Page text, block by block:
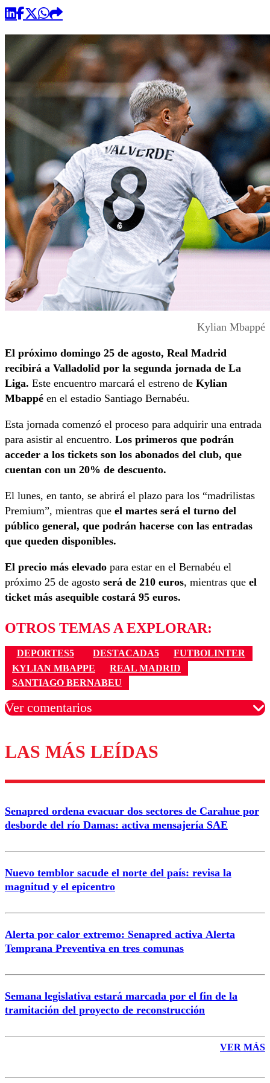
Kylian Mbappé
El próximo domingo 25 de agosto, Real Madrid
recibirá a Valladolid por la segunda jornada de La
Liga. Este encuentro marcará el estreno de Kylian
Mbappé en el estadio Santiago Bernabéu.
Esta jornada comenzó el proceso para adquirir una entrada
para asistir al encuentro. Los primeros que podrán
acceder a los tickets son los abonados del club, que
cuentan con un 20% de descuento.
El lunes, en tanto, se abrirá el plazo para los “madrilistas
Premium”, mientras que el martes será el turno del
público general, que podrán hacerse con las entradas
que queden disponibles.
El precio más elevado para estar en el Bernabéu el
próximo 25 de agosto será de 210 euros, mientras que el
ticket más asequible costará 95 euros.
OTROS TEMAS A EXPLORAR:
DEPORTES5 DESTACADA5
FUTBOLINTER
KYLIAN MBAPPE
REAL MADRID
SANTIAGO BERNABEU
Ver comentarios
Los comentarios son moderados para garantizar un
diálogo respetuoso.
Correo
LAS MÁS LEÍDAS
Senapred ordena evacuar dos sectores de Carahue por
desborde del río Damas: activa mensajería SAE
Nuevo temblor sacude el norte del país: revisa la
magnitud y el epicentro
Alerta por calor extremo: Senapred activa Alerta
Temprana Preventiva en tres comunas
Semana legislativa estará marcada por el fin de la
tramitación del proyecto de reconstrucción
VER MÁS